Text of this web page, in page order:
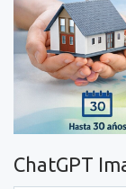
ChatGPT